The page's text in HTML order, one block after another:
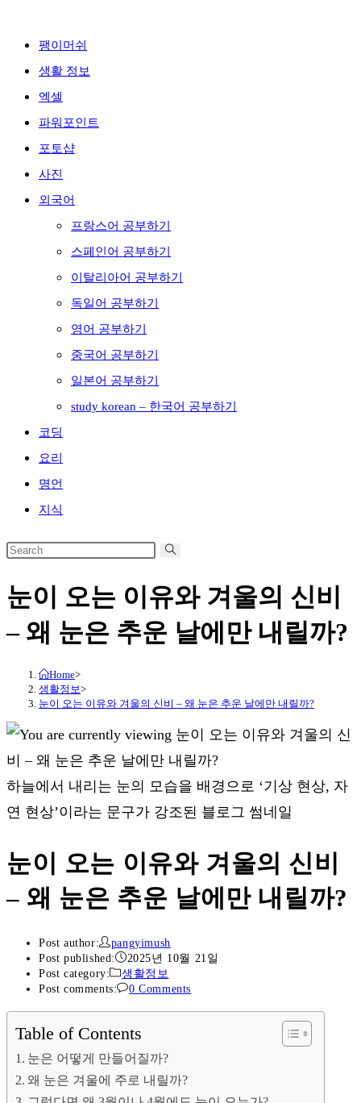
팽이머쉬
생활 정보
엑셀
파워포인트
포토샵
사진
외국어
프랑스어 공부하기
스페인어 공부하기
이탈리아어 공부하기
독일어 공부하기
영어 공부하기
중국어 공부하기
일본어 공부하기
study korean – 한국어 공부하기
코딩
요리
명언
지식
눈이 오는 이유와 겨울의 신비
– 왜 눈은 추운 날에만 내릴까?
Home>
생활정보>
눈이 오는 이유와 겨울의 신비 – 왜 눈은 추운 날에만 내릴까?
하늘에서 내리는 눈의 모습을 배경으로 ‘기상 현상, 자
연 현상’이라는 문구가 강조된 블로그 썸네일
눈이 오는 이유와 겨울의 신비
– 왜 눈은 추운 날에만 내릴까?
Post author:
pangyimush
Post published:
2025년 10월 21일
Post category:
생활정보
Post comments:
0 Comments
Table of Contents
눈은 어떻게 만들어질까?
왜 눈은 겨울에 주로 내릴까?